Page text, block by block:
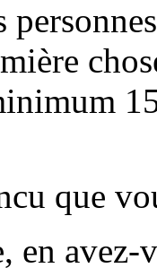
que
en